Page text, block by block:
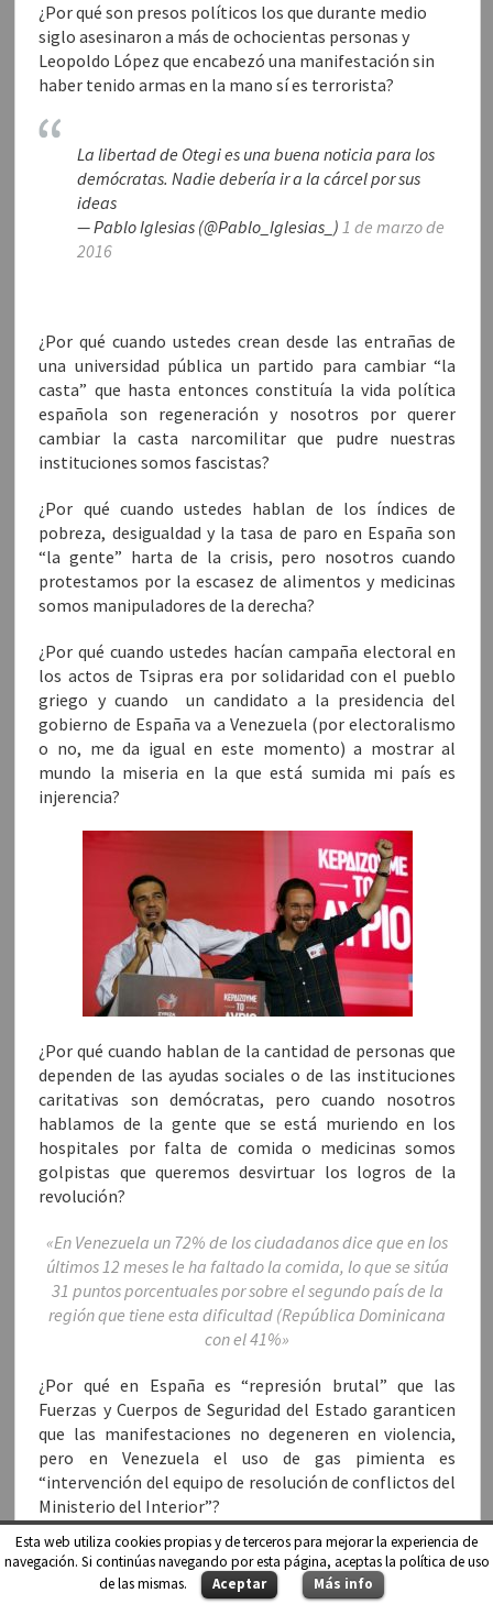
¿Por qué son presos políticos los que durante medio
siglo asesinaron a más de ochocientas personas y
Leopoldo López que encabezó una manifestación sin
haber tenido armas en la mano sí es terrorista?
La libertad de Otegi es una buena noticia para los
demócratas. Nadie debería ir a la cárcel por sus
ideas
— Pablo Iglesias (@Pablo_Iglesias_)1 de marzo de
2016
¿Por qué cuando ustedes crean desde las entrañas de
una universidad pública un partido para cambiar “la
casta” que hasta entonces constituía la vida política
española son regeneración y nosotros por querer
cambiar la casta narcomilitar que pudre nuestras
instituciones somos fascistas?
¿Por qué cuando ustedes hablan de los índices de
pobreza, desigualdad y la tasa de paro en España son
“la gente” harta de la crisis, pero nosotros cuando
protestamos por la escasez de alimentos y medicinas
somos manipuladores de la derecha?
¿Por qué cuando ustedes hacían campaña electoral en
los actos de Tsipras era por solidaridad con el pueblo
griego y cuando un candidato a la presidencia del
gobierno de España va a Venezuela (por electoralismo
o no, me da igual en este momento) a mostrar al
mundo la miseria en la que está sumida mi país es
injerencia?
¿Por qué cuando hablan de la cantidad de personas que
dependen de las ayudas sociales o de las instituciones
caritativas son demócratas, pero cuando nosotros
hablamos de la gente que se está muriendo en los
hospitales por falta de comida o medicinas somos
golpistas que queremos desvirtuar los logros de la
revolución?
«En Venezuela un 72% de los ciudadanos dice que en los
últimos 12 meses le ha faltado la comida, lo que se sitúa
31 puntos porcentuales por sobre el segundo país de la
región que tiene esta dificultad (República Dominicana
con el 41%»
¿Por qué en España es “represión brutal” que las
Fuerzas y Cuerpos de Seguridad del Estado garanticen
que las manifestaciones no degeneren en violencia,
pero en Venezuela el uso de gas pimienta es
“intervención del equipo de resolución de conflictos del
Ministerio del Interior”?
¿Por qué cuando salen los antidisturbios con pelotas de
goma a la calle son catalogados de matones al servicio
Esta web utiliza cookies propias y de terceros para mejorar la experiencia de
navegación. Si continúas navegando por esta página, aceptas la política de uso
de las mismas.
Aceptar Más info